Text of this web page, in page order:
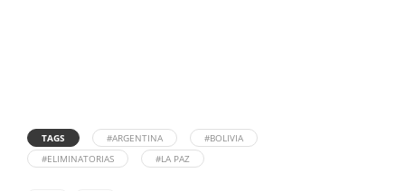
TAGS #ARGENTINA
#BOLIVIA
#ELIMINATORIAS
#LA PAZ